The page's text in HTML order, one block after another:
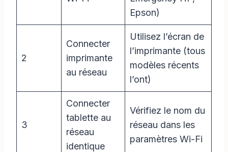
Epson)
2
Connecter
imprimante
au réseau
Utilisez l’écran de
l’imprimante (tous
modèles récents
l’ont)
3
Connecter
tablette au
réseau
identique
Vérifiez le nom du
réseau dans les
paramètres Wi-Fi